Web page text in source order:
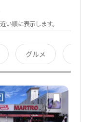
い順に表示します。
グルメ